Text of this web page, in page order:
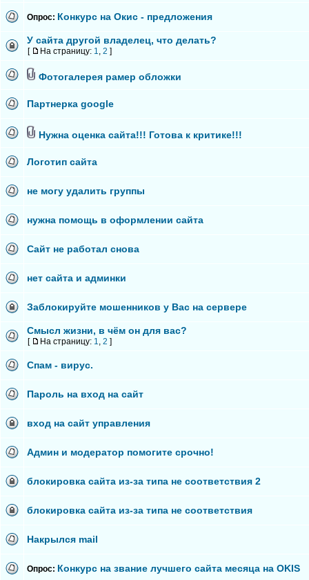
Опрос: Конкурс на Окис - предложения
У сайта другой владелец, что делать?
[ На страницу: 1, 2 ]
Фотогалерея рамер обложки
Партнерка google
Нужна оценка сайта!!! Готова к критике!!!
Логотип сайта
не могу удалить группы
нужна помощь в оформлении сайта
Сайт не работал снова
нет сайта и админки
Заблокируйте мошенников у Вас на сервере
Смысл жизни, в чём он для вас?
[ На страницу: 1, 2 ]
Спам - вирус.
Пароль на вход на сайт
вход на сайт управления
Админ и модератор помогите срочно!
блокировка сайта из-за типа не соответствия 2
блокировка сайта из-за типа не соответствия
Накрылся mail
Опрос: Конкурс на звание лучшего сайта месяца на OKIS